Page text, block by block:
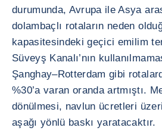
durumunda, Avrupa ile Asya
dolambaçlı rotaların neden
kapasitesindeki geçici emilim
Süveyş Kanalı’nın
Şanghay–Rotterdam gibi
%30’a varan oranda artmıştı.
dönülmesi, navlun ücretleri
aşağı yönlü baskı yaratacaktır.